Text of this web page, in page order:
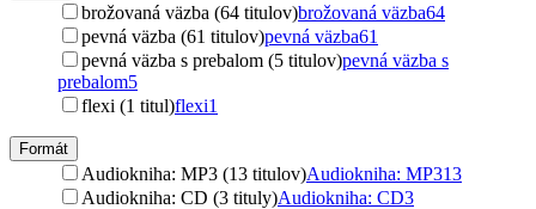
brožovaná väzba (64 titulov)brožovaná väzba64
pevná väzba (61 titulov)pevná väzba61
pevná väzba s prebalom (5 titulov)pevná väzba s
prebalom5
flexi (1 titul)flexi1
Formát
Audiokniha: MP3 (13 titulov)Audiokniha: MP313
Audiokniha: CD (3 tituly)Audiokniha: CD3